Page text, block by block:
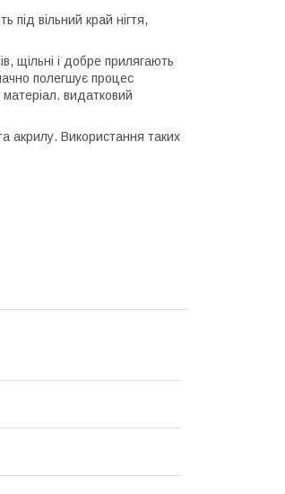
під вільний край нігтя,
щільні і добре прилягають
полегшує процес
видатковий
акрилу. Використання таких